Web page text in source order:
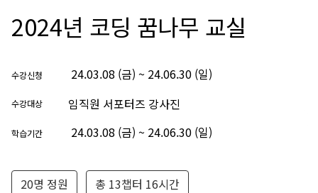
2024년 코딩 꿈나무 교실
수강신청 24.03.08 (금) ~ 24.06.30 (일)
수강대상 임직원 서포터즈 강사진
학습기간 24.03.08 (금) ~ 24.06.30 (일)
20명 정원 총 13챕터 16시간